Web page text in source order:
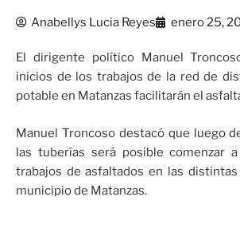
Anabellys Lucia Reyes enero 25,
El dirigente político Manuel
inicios de los trabajos de la red de
potable en Matanzas facilitarán el
Manuel Troncoso destacó que luego
las tuberías será posible comenzar
trabajos de asfaltados en las
municipio de Matanzas.